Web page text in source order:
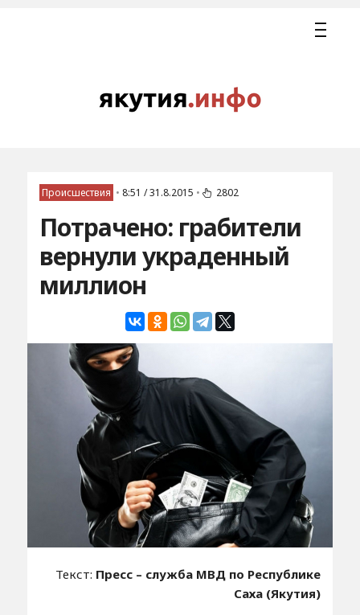
Происшествия • 8:51 / 31.8.2015 • 2802
Потрачено: грабители
вернули украденный
миллион
Текст: Пресс – служба МВД по Республике
Саха (Якутия)